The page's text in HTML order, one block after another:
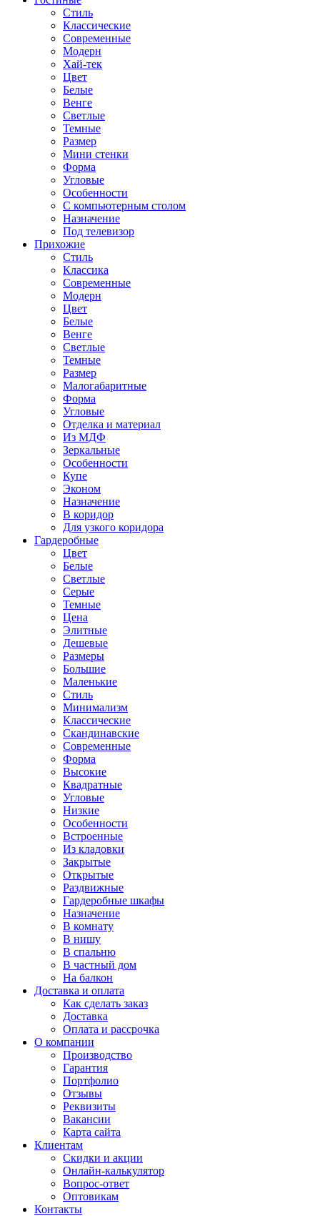
Стиль
Классические
Современные
Модерн
Хай-тек
Цвет
Белые
Венге
Светлые
Темные
Размер
Мини стенки
Форма
Угловые
Особенности
С компьютерным столом
Назначение
Под телевизор
Прихожие
Стиль
Классика
Современные
Модерн
Цвет
Белые
Венге
Светлые
Темные
Размер
Малогабаритные
Форма
Угловые
Отделка и материал
Из МДФ
Зеркальные
Особенности
Купе
Эконом
Назначение
В коридор
Для узкого коридора
Гардеробные
Цвет
Белые
Светлые
Серые
Темные
Цена
Элитные
Дешевые
Размеры
Большие
Маленькие
Стиль
Минимализм
Классические
Скандинавские
Современные
Форма
Высокие
Квадратные
Угловые
Низкие
Особенности
Встроенные
Из кладовки
Закрытые
Открытые
Раздвижные
Гардеробные шкафы
Назначение
В комнату
В нишу
В спальню
В частный дом
На балкон
Доставка и оплата
Как сделать заказ
Доставка
Оплата и рассрочка
О компании
Производство
Гарантия
Портфолио
Отзывы
Реквизиты
Вакансии
Карта сайта
Клиентам
Скидки и акции
Онлайн-калькулятор
Вопрос-ответ
Оптовикам
Контакты